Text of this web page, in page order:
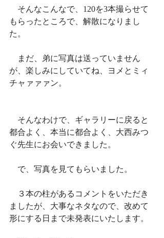
そんなこんなで、120を3本撮らせて
もらったところで、解散になりまし
た。
まだ、弟に写真は送っていません
が、楽しみにしていてね、ヨメとミィ
チャァァァン。
そんなわけで、ギャラリーに戻ると
都合よく、本当に都合よく、大西みつ
ぐ先生にお会いできました。
で、写真を見てもらいました。
３本の柱があるコメントをいただき
ましたが、大事なネタなので、改めて
形にする日まで未発表にいたします。